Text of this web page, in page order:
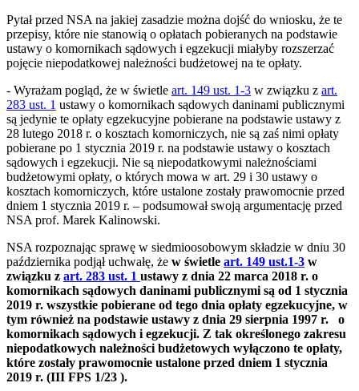
Pytał przed NSA na jakiej zasadzie można dojść do wniosku, że te
przepisy, które nie stanowią o opłatach pobieranych na podstawie
ustawy o komornikach sądowych i egzekucji miałyby rozszerzać
pojęcie niepodatkowej należności budżetowej na te opłaty.
- Wyrażam pogląd, że w świetle art. 149 ust. 1-3 w związku z art.
283 ust. 1 ustawy o komornikach sądowych daninami publicznymi
są jedynie te opłaty egzekucyjne pobierane na podstawie ustawy z
28 lutego 2018 r. o kosztach komorniczych, nie są zaś nimi opłaty
pobierane po 1 stycznia 2019 r. na podstawie ustawy o kosztach
sądowych i egzekucji. Nie są niepodatkowymi należnościami
budżetowymi opłaty, o których mowa w art. 29 i 30 ustawy o
kosztach komorniczych, które ustalone zostały prawomocnie przed
dniem 1 stycznia 2019 r. – podsumował swoją argumentację przed
NSA prof. Marek Kalinowski.
NSA rozpoznając sprawę w siedmioosobowym składzie w dniu 30
października podjął uchwałę, że w świetle art. 149 ust.1-3 w
związku z art. 283 ust. 1 ustawy z dnia 22 marca 2018 r. o
komornikach sądowych daninami publicznymi są od 1 stycznia
2019 r. wszystkie pobierane od tego dnia opłaty egzekucyjne, w
tym również na podstawie ustawy z dnia 29 sierpnia 1997 r. o
komornikach sądowych i egzekucji. Z tak określonego zakresu
niepodatkowych należności budżetowych wyłączono te opłaty,
które zostały prawomocnie ustalone przed dniem 1 stycznia
2019 r. (III FPS 1/23 ).